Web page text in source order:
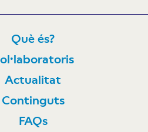
Què és?
Actualitat
Continguts
FAQs